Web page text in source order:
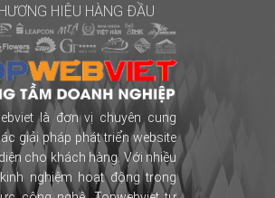
HIỆU HÀNG ĐẦU
là đơn vị chuyên cung
giải pháp phát triển website
cho khách hàng. Với nhiều
nghiệm hoạt động trong